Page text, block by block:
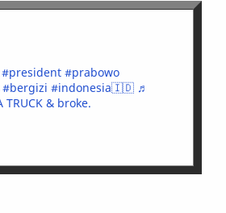
#president #prabowo
#bergizi #indonesia🇮🇩 ♬
TRUCK & broke.